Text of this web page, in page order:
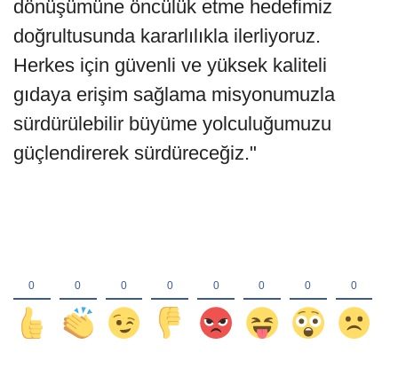
dönüşümüne öncülük etme hedefimiz
doğrultusunda kararlılıkla ilerliyoruz.
Herkes için güvenli ve yüksek kaliteli
gıdaya erişim sağlama misyonumuzla
sürdürülebilir büyüme yolculuğumuzu
güçlendirerek sürdüreceğiz."